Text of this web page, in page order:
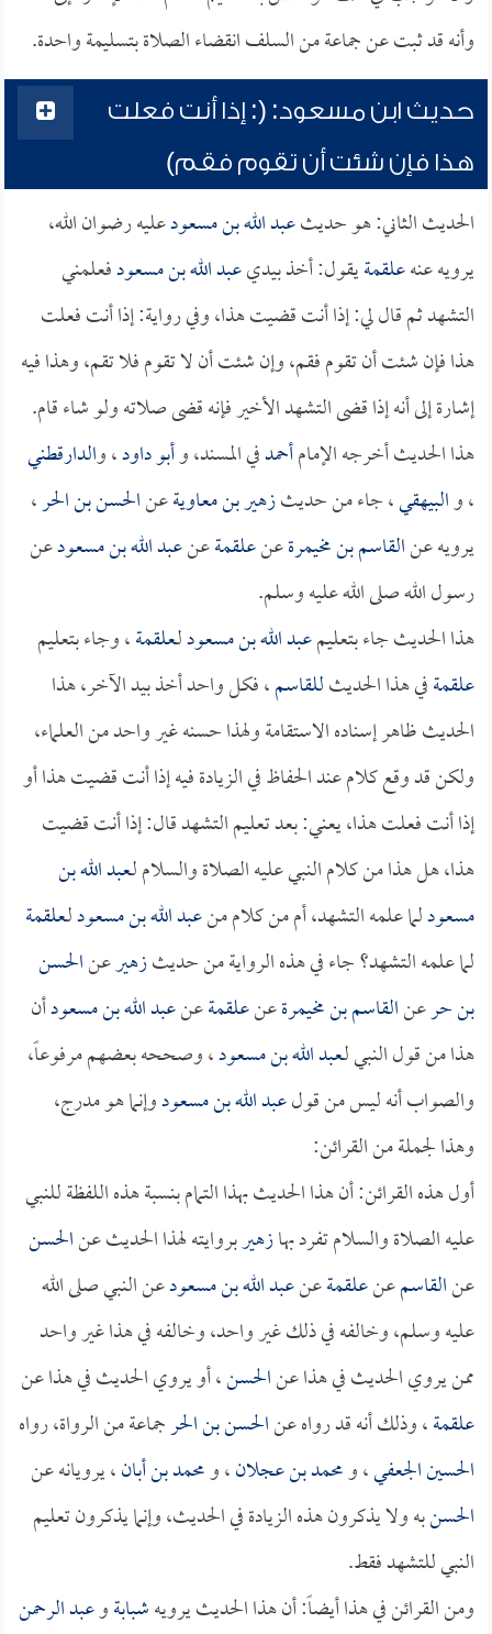
وأنه قد ثبت عن جماعة من السلف انقضاء الصلاة بتسليمة واحدة.
حديث ابن مسعود: (: إذا أنت فعلت
هذا فإن شئت أن تقوم فقم)
الحديث الثاني: هو حديثعبد الله بن مسعودعليه رضوان الله،
يرويه عنهعلقمةيقول: أخذ بيديعبد الله بن مسعودفعلمني
التشهد ثم قال لي: إذا أنت قضيت هذا، وفي رواية: إذا أنت فعلت
هذا فإن شئت أن تقوم فقم، وإن شئت أن لا تقوم فلا تقم، وهذا فيه
إشارة إلى أنه إذا قضى التشهد الأخير فإنه قضى صلاته ولو شاء قام.
هذا الحديث أخرجه الإمامأحمدفي المسند، وأبو داود، والدارقطني
، والبيهقي، جاء من حديثزهير بن معاويةعنالحسن بن الحر،
يرويه عنالقاسم بن مخيمرةعنعلقمةعنعبد الله بن مسعودعن
رسول الله صلى الله عليه وسلم.
هذا الحديث جاء بتعليمعبد الله بن مسعودلـعلقمة، وجاء بتعليم
علقمةفي هذا الحديثللقاسم، فكل واحد أخذ بيد الآخر، هذا
الحديث ظاهر إسناده الاستقامة ولهذا حسنه غير واحد من العلماء،
ولكن قد وقع كلام عند الحفاظ في الزيادة فيه إذا أنت قضيت هذا أو
إذا أنت فعلت هذا، يعني: بعد تعليم التشهد قال: إذا أنت قضيت
هذا، هل هذا من كلام النبي عليه الصلاة والسلام لـعبد الله بن
مسعودلما علمه التشهد، أم من كلام منعبد الله بن مسعودلـعلقمة
لما علمه التشهد؟ جاء في هذه الرواية من حديثزهيرعنالحسن
بن حرعنالقاسم بن مخيمرةعنعلقمةعنعبد الله بن مسعودأن
هذا من قول النبي لـعبد الله بن مسعود، وصححه بعضهم مرفوعاً،
والصواب أنه ليس من قولعبد الله بن مسعودوإنما هو مدرج،
وهذا لجملة من القرائن:
أول هذه القرائن: أن هذا الحديث بهذا التمام بنسبة هذه اللفظة للنبي
عليه الصلاة والسلام تفرد بهازهيربروايته لهذا الحديث عنالحسن
عنالقاسمعنعلقمةعنعبد الله بن مسعودعن النبي صلى الله
عليه وسلم، وخالفه في ذلك غير واحد، وخالفه في هذا غير واحد
ممن يروي الحديث في هذا عنالحسن، أو يروي الحديث في هذا عن
علقمة، وذلك أنه قد رواه عنالحسن بن الحرجماعة من الرواة، رواه
الحسين الجعفي، ومحمد بن عجلان، ومحمد بن أبان، يرويانه عن
الحسنبه ولا يذكرون هذه الزيادة في الحديث، وإنما يذكرون تعليم
النبي للتشهد فقط.
ومن القرائن في هذا أيضاً: أن هذا الحديث يرويهشبابةوعبد الرحمن